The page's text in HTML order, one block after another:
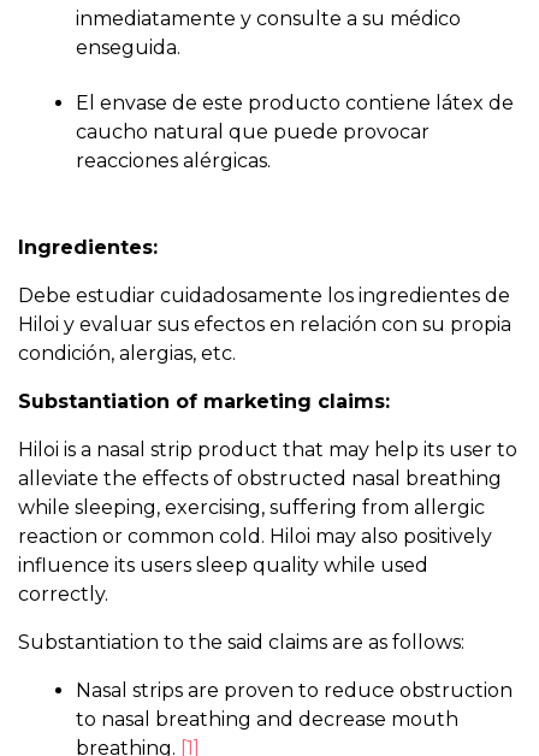
inmediatamente y consulte a su médico
enseguida.
El envase de este producto contiene látex de
caucho natural que puede provocar
reacciones alérgicas.
Ingredientes:
Debe estudiar cuidadosamente los ingredientes de
Hiloi y evaluar sus efectos en relación con su propia
condición, alergias, etc.
Substantiation of marketing claims:
Hiloi is a nasal strip product that may help its user to
alleviate the effects of obstructed nasal breathing
while sleeping, exercising, suffering from allergic
reaction or common cold. Hiloi may also positively
influence its users sleep quality while used
correctly.
Substantiation to the said claims are as follows:
Nasal strips are proven to reduce obstruction
to nasal breathing and decrease mouth
breathing. [1]